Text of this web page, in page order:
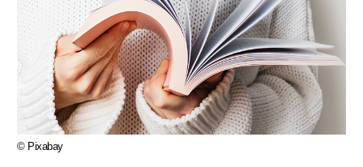
© Pixabay